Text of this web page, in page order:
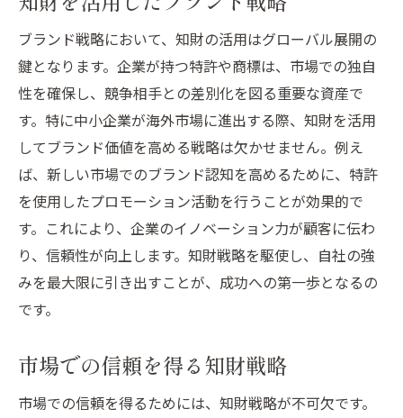
ブランド戦略において、知財の活用はグローバル展開の
鍵となります。企業が持つ特許や商標は、市場での独自
性を確保し、競争相手との差別化を図る重要な資産で
す。特に中小企業が海外市場に進出する際、知財を活用
してブランド価値を高める戦略は欠かせません。例え
ば、新しい市場でのブランド認知を高めるために、特許
を使用したプロモーション活動を行うことが効果的で
す。これにより、企業のイノベーション力が顧客に伝わ
り、信頼性が向上します。知財戦略を駆使し、自社の強
みを最大限に引き出すことが、成功への第一歩となるの
です。
市場での信頼を得る知財戦略
市場での信頼を得るためには、知財戦略が不可欠です。